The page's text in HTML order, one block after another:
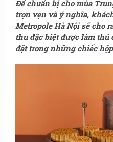
Để chuẩn bị cho mùa
trọn vẹn và ý nghĩa,
Metropole Hà Nội sẽ cho
thu đặc biệt được làm thủ
đặt trong những chiếc